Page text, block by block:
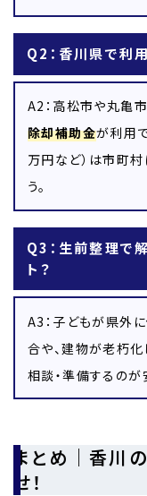
Q2：香川県で利
A2：高松市や丸亀
除却補助金が利用
万円など）は市町
う。
Q3：生前整理で
ト？
A3：子どもが県外
合や、建物が老朽化
相談・準備するのが
まとめ｜香川
せ！